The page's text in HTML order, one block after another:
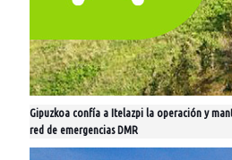
Gipuzkoa confía a Itelazpi la operación y
red de emergencias DMR